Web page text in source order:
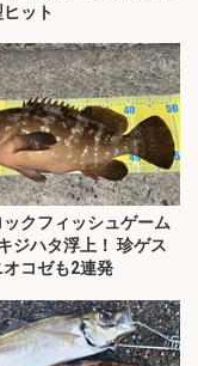
ット
ックフィッシュゲーム
ジハタ浮上！ 珍ゲス
オコゼも2連発